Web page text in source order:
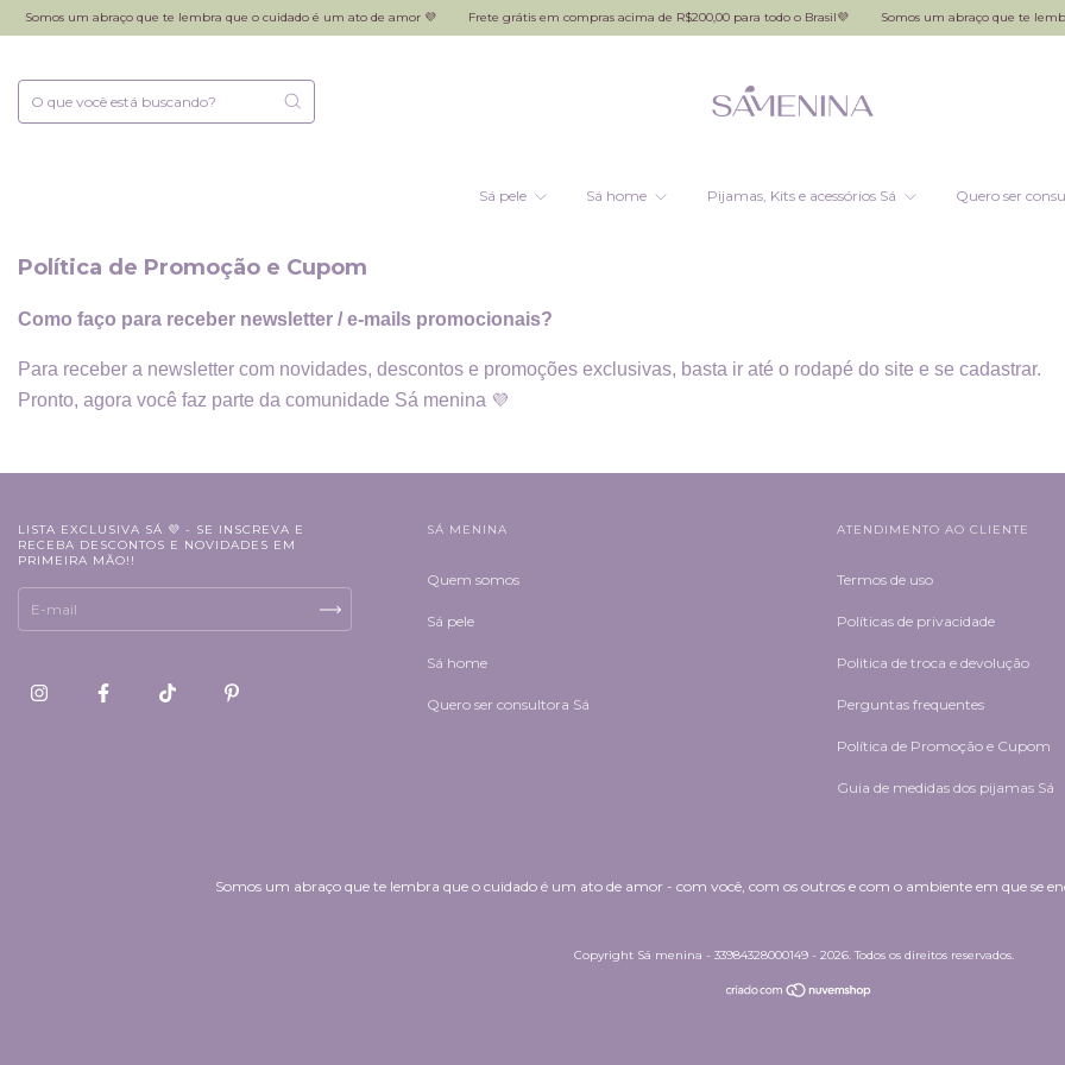
Somos um abraço que te lembra que o cuidado é um ato de amor 💜 Frete grátis em compras acima de R$200,00 para todo o Brasil💜 Somos um abraço que te
Sá pele Sá home Pijamas, Kits e acessórios Sá Quero ser
Política de Promoção e Cupom
Como faço para receber newsletter / e-mails promocionais?
Para receber a newsletter com novidades, descontos e promoções exclusivas, basta ir até o rodapé do site e se cadastrar.
Pronto, agora você faz parte da comunidade Sá menina 💜
LISTA EXCLUSIVA SÁ 💜 - SE INSCREVA E
RECEBA DESCONTOS E NOVIDADES EM
PRIMEIRA MÃO!!
SÁ MENINA
Quem somos
Sá pele
Sá home
Quero ser consultora Sá
ATENDIMENTO AO CLIENTE
Termos de uso
Políticas de privacidade
Politica de troca e devolução
Perguntas frequentes
Política de Promoção e Cupom
Guia de medidas dos pijamas Sá
Somos um abraço que te lembra que o cuidado é um ato de amor - com você, com os outros e com o ambiente em que se
Copyright Sá menina - 33984328000149 - 2026. Todos os direitos reservados.